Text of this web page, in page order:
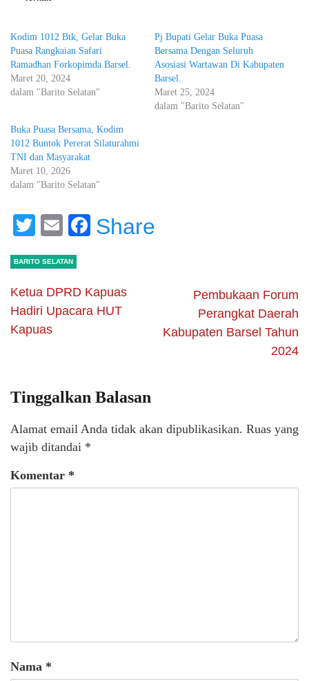
Kodim 1012 Btk, Gelar Buka
Puasa Rangkaian Safari
Ramadhan Forkopimda Barsel.
Maret 20, 2024
dalam "Barito Selatan"
Pj Bupati Gelar Buka Puasa
Bersama Dengan Seluruh
Asosiasi Wartawan Di Kabupaten
Barsel.
Maret 25, 2024
dalam "Barito Selatan"
Buka Puasa Bersama, Kodim
1012 Buntok Pererat Silaturahmi
TNI dan Masyarakat
Maret 10, 2026
dalam "Barito Selatan"
Twitter
EmailFacebook
Share
BARITO SELATAN
Ketua DPRD Kapuas
Hadiri Upacara HUT
Kapuas
Pembukaan Forum
Perangkat Daerah
Kabupaten Barsel Tahun
2024
Tinggalkan Balasan
Alamat email Anda tidak akan dipublikasikan. Ruas yang
wajib ditandai *
Komentar *
Nama *